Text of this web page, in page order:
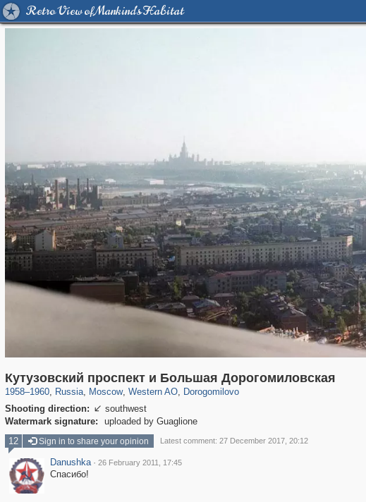
Retro View of Mankind's Habitat
Кутузовский проспект и Большая Дорогомиловская
1958–1960, Russia
1,406,255 29,243
, Moscow
319,780 8,286
, Western AO
27,129 310
, Dorogomilovo
6,082 107
Shooting direction:  southwest
Watermark signature:
uploaded by Guaglione
12 Sign in to share your opinion Latest comment: 27 December 2017, 20:12
Danushka · 26 February 2011, 17:45
Спасибо!